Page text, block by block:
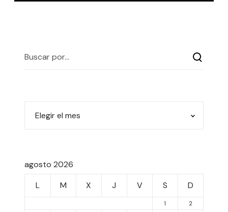
agosto 2026
L
M X J V S D
1
2